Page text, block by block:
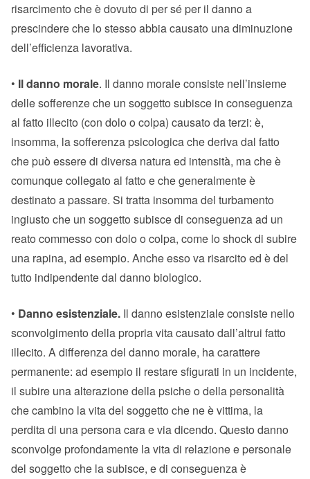
risarcimento che è dovuto di per sé per il danno a
prescindere che lo stesso abbia causato una diminuzione
dell’efficienza lavorativa.
• Il danno morale. Il danno morale consiste nell’insieme
delle sofferenze che un soggetto subisce in conseguenza
al fatto illecito (con dolo o colpa) causato da terzi: è,
insomma, la sofferenza psicologica che deriva dal fatto
che può essere di diversa natura ed intensità, ma che è
comunque collegato al fatto e che generalmente è
destinato a passare. Si tratta insomma del turbamento
ingiusto che un soggetto subisce di conseguenza ad un
reato commesso con dolo o colpa, come lo shock di subire
una rapina, ad esempio. Anche esso va risarcito ed è del
tutto indipendente dal danno biologico.
• Danno esistenziale. Il danno esistenziale consiste nello
sconvolgimento della propria vita causato dall’altrui fatto
illecito. A differenza del danno morale, ha carattere
permanente: ad esempio il restare sfigurati in un incidente,
il subire una alterazione della psiche o della personalità
che cambino la vita del soggetto che ne è vittima, la
perdita di una persona cara e via dicendo. Questo danno
sconvolge profondamente la vita di relazione e personale
del soggetto che la subisce, e di conseguenza è